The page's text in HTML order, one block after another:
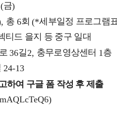
금)
총 6회(*세부일정 프로그램
티드 을지 등 중구 일대
36길2, 충무로영상센터 1 층
24-13
하여 구글 폼 작성 후 제출